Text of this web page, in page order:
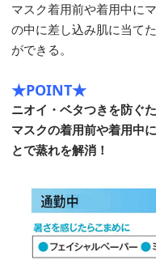
マスク着用前や着用中に
の中に差し込み肌に当て
ができる。
★POINT★
ニオイ・ベタつきを防ぐ
マスクの着用前や着用中
とで蒸れを解消！